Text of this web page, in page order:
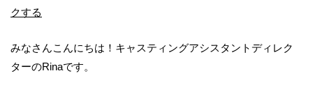
クする
みなさんこんにちは！キャスティングアシスタントディレク
ターのRinaです。